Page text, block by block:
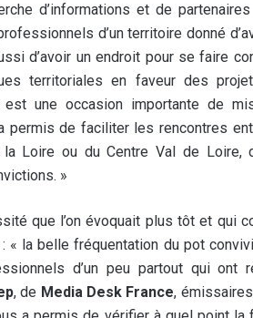
d’informations et de
d’un territoire donné
d’avoir un endroit pour se faire
territoriales en faveur des
une occasion importante de
de faciliter les rencontres
Loire ou du Centre Val de Loire,
»
que l’on évoquait plus tôt et qui
la belle fréquentation du pot
d’un peu partout qui ont
, de Media Desk France,